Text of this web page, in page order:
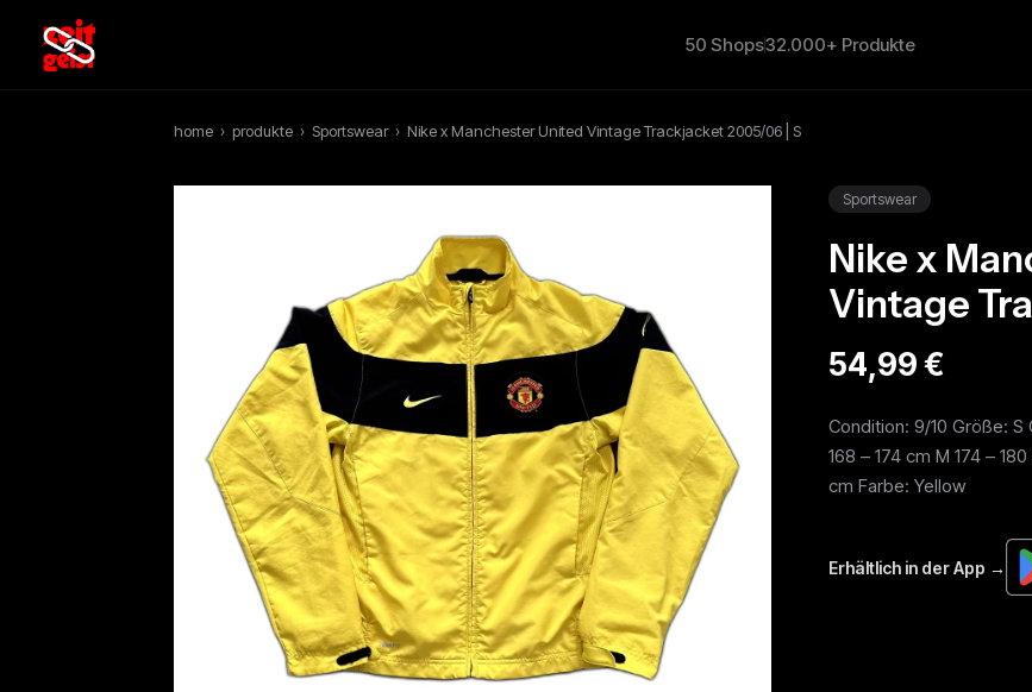
50 Shops32.000+ Produkte
home › produkte › Sportswear › Nike x Manchester United Vintage Trackjacket 2005/06 | S
Sportswear
Nike x
Vintage
54,99 €
Condition: 9/10 Größe:
168 – 174 cm M 174 –
cm Farbe: Yellow